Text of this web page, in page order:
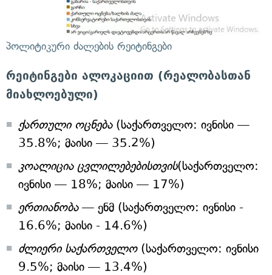
პოლიტიკური ძალების რეიტინგები
რეიტინგები ალოკაციით (რეალობასთან
მიახლოებული)
ქართული ოცნება(საქართველო: ივნისი —
35.8%; მაისი — 35.2%)
კოალიცია ცვლილებებისთვის(საქართველო:
ივნისი — 18%; მაისი — 17%)
ერთიანობა— ენმ (საქართველო: ივნისი -
16.6%; მაისი - 14.6%)
ძლიერი საქართველო(საქართველო: ივნისი
9.5%; მაისი — 13.4%)